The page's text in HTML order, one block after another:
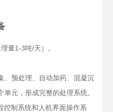
量1-3吨/天）。
、预处理、自动加药、混凝沉
元，形成完整的处理系统。
控制系统和人机界面操作系